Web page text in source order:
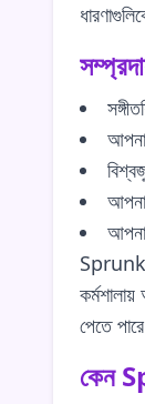
Sprunki
পেতে
কেন